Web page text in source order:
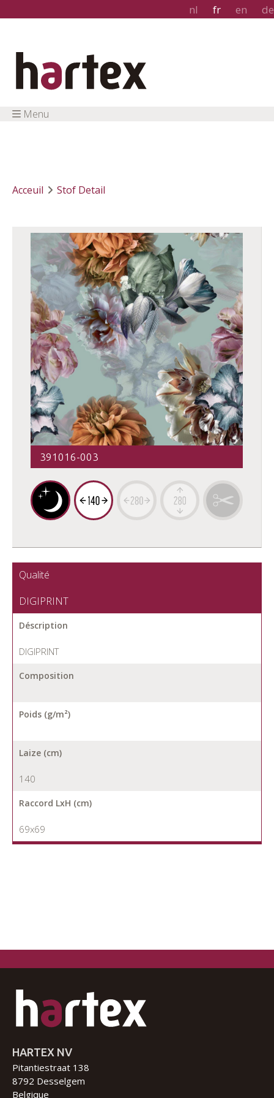
nl fr en de
Menu
Acceuil Stof Detail
391016-003
Qualité
DIGIPRINT
Déscription
DIGIPRINT
Composition
Poids (g/m²)
Laize (cm)
140
Raccord LxH (cm)
69x69
HARTEX NV
Pitantiestraat 138
8792 Desselgem
Belgique